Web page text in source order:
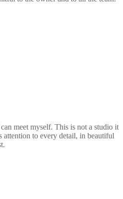
meet myself. This is not a studio it
attention to every detail, in beautiful